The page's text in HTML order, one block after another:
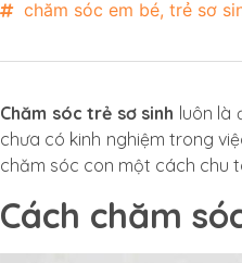
chăm sóc em bé, trẻ sơ
Chăm sóc trẻ sơ sinh luôn là
chưa có kinh nghiệm trong
chăm sóc con một cách chu
Cách chăm